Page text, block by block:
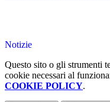
Notizie
Questo sito o gli strumenti
cookie necessari al
COOKIE POLICY.